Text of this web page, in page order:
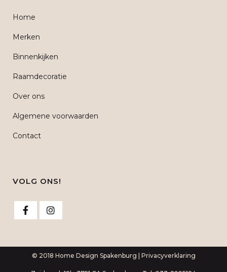
Home
Merken
Binnenkijken
Raamdecoratie
Over ons
Algemene voorwaarden
Contact
VOLG ONS!
© 2018 Home Design Spakenburg | Privacyverklaring